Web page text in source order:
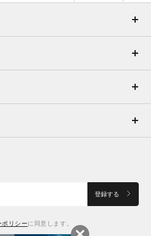
登録する
ポリシーに同意します。